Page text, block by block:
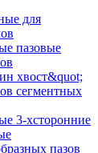
для
пазовые
хвост&quot;
сегментных
3-хсторонние
пазов